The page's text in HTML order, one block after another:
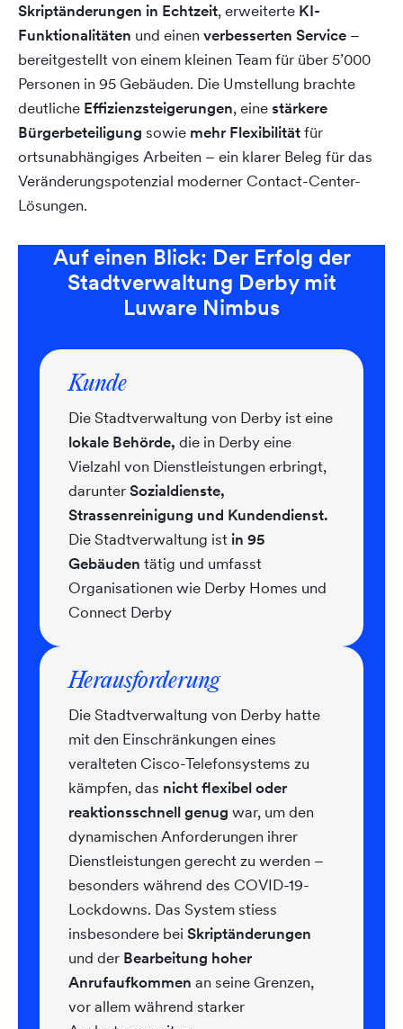
Skriptänderungen in Echtzeit, erweiterte KI-
Funktionalitäten und einenverbesserten Service –
bereitgestellt von einem kleinen Team für über 5’000
Personen in 95 Gebäuden. Die Umstellung brachte
deutliche Effizienzsteigerungen, einestärkere
Bürgerbeteiligung sowie mehr Flexibilitätfür
ortsunabhängiges Arbeiten – ein klarer Beleg für das
Veränderungspotenzial moderner Contact-Center-
Lösungen.
Auf einen Blick: Der Erfolg der
Stadtverwaltung Derby mit
Luware Nimbus
Kunde
Die Stadtverwaltung von Derby ist eine
lokale Behörde, die in Derby eine
Vielzahl von Dienstleistungen erbringt,
darunterSozialdienste,
Strassenreinigung und Kundendienst.
Die Stadtverwaltung ist in 95
Gebäuden tätig und umfasst
Organisationen wie Derby Homes und
Connect Derby
Herausforderung
Die Stadtverwaltung von Derby hatte
mit den Einschränkungen eines
veralteten Cisco-Telefonsystems zu
kämpfen, das nicht flexibel oder
reaktionsschnell genug war, um den
dynamischen Anforderungen ihrer
Dienstleistungen gerecht zu werden –
besonders während des COVID-19-
Lockdowns. Das System stiess
insbesondere bei Skriptänderungen
und der Bearbeitung hoher
Anrufaufkommen an seine Grenzen,
vor allem während starker